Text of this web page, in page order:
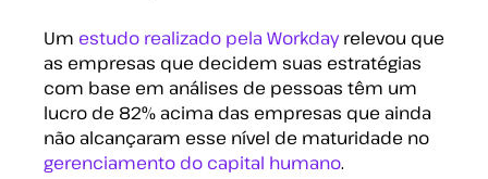
Um estudo realizado pela Workdayrelevou que
as empresas que decidem suas estratégias
com base em análises de pessoas têm um
lucro de 82% acima das empresas que ainda
não alcançaram esse nível de maturidade no
gerenciamento do capital humano.